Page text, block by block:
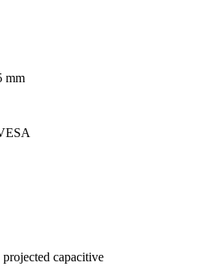
mm
capacitive